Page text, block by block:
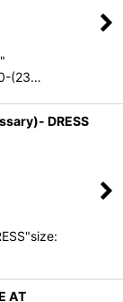
(23…
DRESS
AT